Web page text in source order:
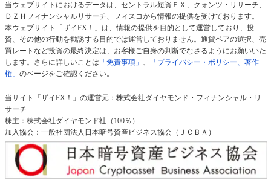
当ウェブサイトにおけるデータは、セントラル短資ＦＸ、クォンツ・リサーチ、
ＤＺＨフィナンシャルリサーチ、フィスコから情報の提供を受けております。
本ウェブサイト「ザイFX！」は、情報の提供を目的として運営しており、投
資、その他の行動を勧誘する目的では運営しておりません。通貨ペアの選択、売
買レートなど投資の最終決定は、お客様ご自身の判断でなさるようにお願いいた
します。さらに詳しいことは 「免責事項」 、
「プライバシー・ポリシー、著作
権」 のページをご確認ください。
当サイト「ザイFX！」の運営元：株式会社ダイヤモンド・フィナンシャル・リ
サーチ
株主：株式会社ダイヤモンド社（100％）
加入協会：一般社団法人日本暗号資産ビジネス協会（ＪＣＢＡ）